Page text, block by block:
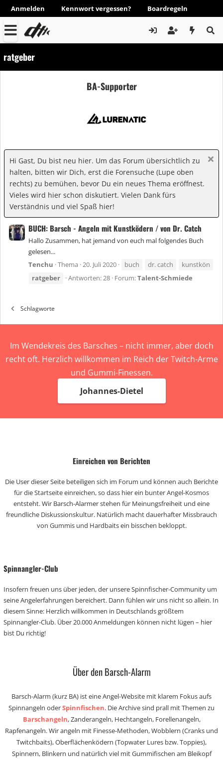
Anmelden Kennwort vergessen? Boardregeln
ratgeber
BA-Supporter
Hi Gast, Du bist neu hier. Um das Forum übersichtlich zu
halten, bitten wir Dich, erst die Forensuche (Lupe oben
rechts) zu bemühen, bevor Du ein neues Thema eröffnest.
Vieles wird hier schon diskutiert. Vielen Dank fürs
Verständnis und viel Spaß hier!
BUCH: Barsch - Angeln mit Kunstködern / von Dr. Catch
Hallo Zusammen, hat jemand von euch mal folgendes Buch
gelesen...
Tenchu Thema 20. Juli 2020 buch dr. catch
kunstkön
ratgeber
Antworten: 28 Forum:Talent-Schmiede
Schlagworte
Im Wendekreis des Barsches – nicht immer, aber doch
recht oft. Herzlich willkommen im Reich der Twitch-Arme
und Gummi-Finessen.
Johannes-Dietel
Einreichen von Berichten
Die User dieser Seite beteiligen sich im Forum und können auch Berichte
für die Startseite einreichen, so dass hier ein bunter Angel-Kosmos
entsteht. Wir Barsch-Alarmer stehen für Meinungsfreiheit und eine
freundliche Diskussionskultur. Natürlich macht dauerhafter Missbrauch
von Gummis und Hardbaits ein bisschen bekloppt.
Spinnangler-Club
Insofern freuen uns über jeden, der unsere Spinnfischer-Community um
seine Angelerfahrungen bereichert. Dann fühlen wir uns nicht so allein. In
diesem Sinne: Herzlich willkommen in Deutschlands größtem
Spinnangler-Club. Über 20.000 Anmeldungen können nicht lügen – hier
bist Du richtig!
Über den Barsch-Alarm
Barsch-Alarm (kurz BA) ist eine Angel-Website mit klarem Fokus aufs
Spinnangeln oderSpinnfischen. Die Archive sind prall mit Themen zu
Barschangeln, Zanderangeln, Hechtangeln, Forellenangeln,
Rapfenangeln. Wir angeln mit Finesse-Methoden, Wobblern (Cranks und
Twitchbaits), Oberflächenködern (Topwater Lures bzw. Toppies),
Spinnern, Blinkern und natürlich viel mit Gummifischen am Bleikopf